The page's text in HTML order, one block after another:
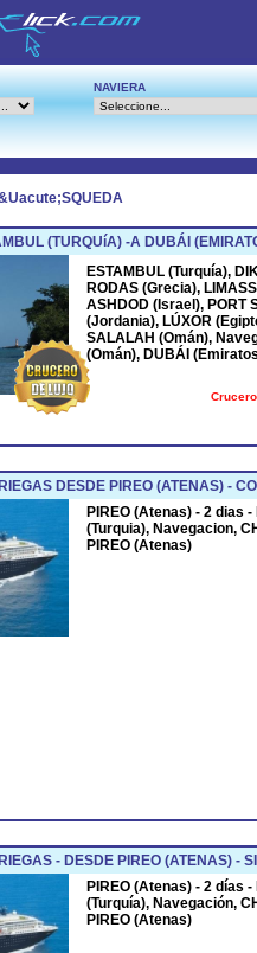
NAVIERA
(TURQUíA) -A DUBÁI
ESTAMBUL (Turquía),
RODAS (Grecia),
ASHDOD (Israel), PORT
(Jordania), LÚXOR
SALALAH (Omán),
(Omán), DUBÁI
DESDE PIREO (ATENAS) -
PIREO (Atenas) - 2 dias
(Turquia), Navegacion,
PIREO (Atenas)
- DESDE PIREO (ATENAS) -
PIREO (Atenas) - 2 días
(Turquía), Navegación,
PIREO (Atenas)